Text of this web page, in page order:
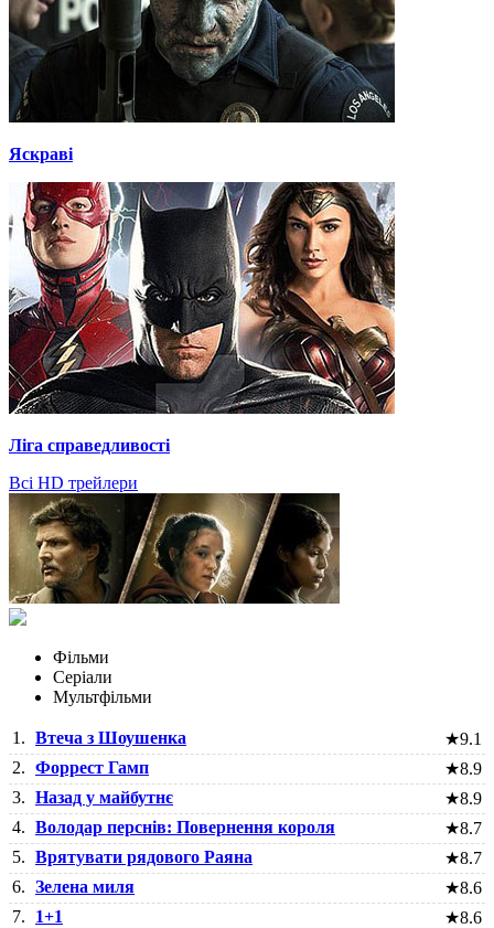
Яскраві
Ліга справедливості
Всі HD трейлери
Фільми
Серіали
Мультфільми
1. Втеча з Шоушенка ★9.1
2. Форрест Гамп ★8.9
3. Назад у майбутнє ★8.9
4. Володар перснів: Повернення короля ★8.7
5. Врятувати рядового Раяна ★8.7
6. Зелена миля ★8.6
7.
1+1 ★8.6